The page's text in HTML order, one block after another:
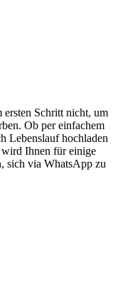
Schritt nicht, um
Ob per einfachem
Lebenslauf hochladen
Ihnen für einige
sich via WhatsApp zu